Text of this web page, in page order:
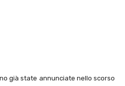
già state annunciate nello scorso